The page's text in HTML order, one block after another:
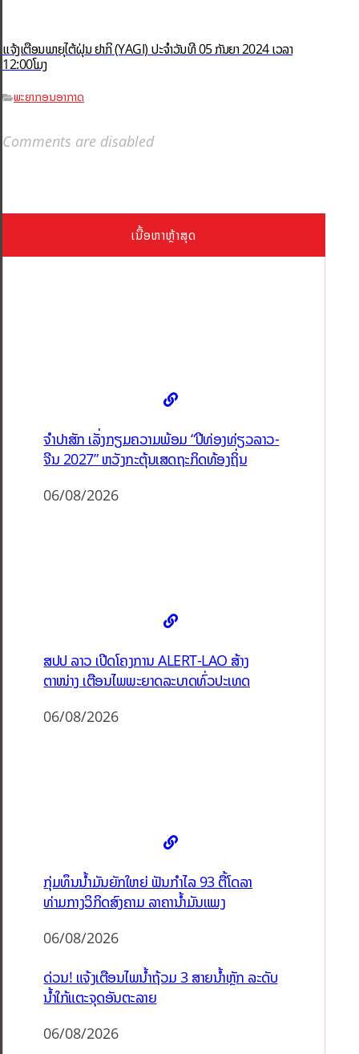
ແຈ້ງເຕືອນພາຍຸໄຕ້ຝຸ່ນ ຢາກິ (YAGI)​ ປະຈໍາວັນທີ 05 ກັນຍາ 2024 ເວລາ
12:00ໂມງ
ພະຍາກອນອາກາດ
Comments are disabled
ເນື້ອຫາຫຼ້າສຸດ
ຈຳປາສັກ ເລັ່ງກຽມຄວາມພ້ອມ “ປີທ່ອງທ່ຽວລາວ-
ຈີນ 2027” ຫວັງກະຕຸ້ນເສດຖະກິດທ້ອງຖິ່ນ
06/08/2026
ສປປ ລາວ ເປີດໂຄງການ ALERT-LAO ສ້າງ
ຕາໜ່າງ ເຕືອນໄພພະຍາດລະບາດທົ່ວປະເທດ
06/08/2026
ກຸ່ມທຶນນ້ຳມັນຍັກໃຫຍ່ ຟັນກຳໄລ 93 ຕື້ໂດລາ
ທ່າມກາງວິກິດສົງຄາມ ລາຄານໍ້າມັນແພງ
06/08/2026
ດ່ວນ! ແຈ້ງເຕືອນໄພນໍ້າຖ້ວມ 3 ສາຍນໍ້າຫຼັກ ລະດັບ
ນໍ້າໃກ້ແຕະຈຸດອັນຕະລາຍ
06/08/2026